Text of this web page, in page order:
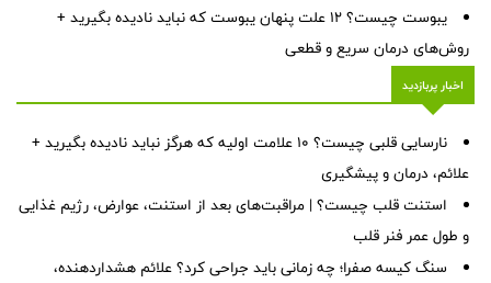
یبوست چیست؟ ۱۲ علت پنهان یبوست که نباید نادیده بگیرید +
روش‌های درمان سریع و قطعی
اخبار پربازدید
نارسایی قلبی چیست؟ ۱۰ علامت اولیه که هرگز نباید نادیده بگیرید +
علائم، درمان و پیشگیری
استنت قلب چیست؟ | مراقبت‌های بعد از استنت، عوارض، رژیم غذایی
و طول عمر فنر قلب
سنگ کیسه صفرا؛ چه زمانی باید جراحی کرد؟ علائم هشداردهنده،